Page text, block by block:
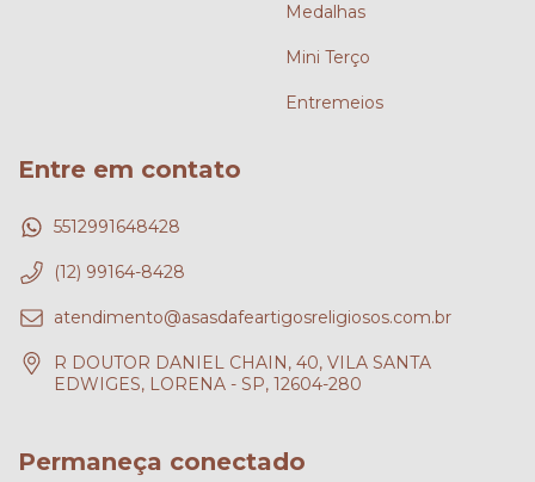
Medalhas
Mini Terço
Entremeios
Entre em contato
5512991648428
(12) 99164-8428
atendimento@asasdafeartigosreligiosos.com.br
R DOUTOR DANIEL CHAIN, 40, VILA SANTA
EDWIGES, LORENA - SP, 12604-280
Permaneça conectado